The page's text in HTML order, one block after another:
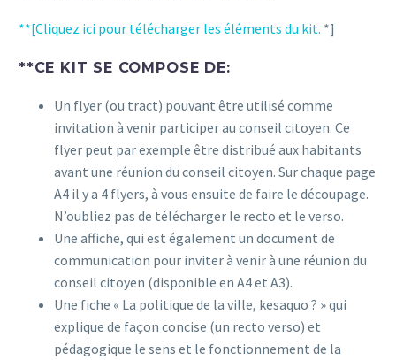
**[Cliquez ici pour télécharger les éléments du kit. *]
**CE KIT SE COMPOSE DE:
Un flyer (ou tract) pouvant être utilisé comme
invitation à venir participer au conseil citoyen. Ce
flyer peut par exemple être distribué aux habitants
avant une réunion du conseil citoyen. Sur chaque page
A4 il y a 4 flyers, à vous ensuite de faire le découpage.
N’oubliez pas de télécharger le recto et le verso.
Une affiche, qui est également un document de
communication pour inviter à venir à une réunion du
conseil citoyen (disponible en A4 et A3).
Une fiche « La politique de la ville, kesaquo ? » qui
explique de façon concise (un recto verso) et
pédagogique le sens et le fonctionnement de la